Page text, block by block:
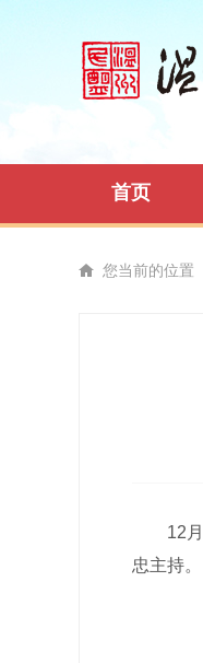
首页
您当前的位置
12月12
忠主持。